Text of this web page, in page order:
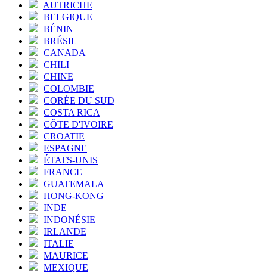
AUTRICHE
BELGIQUE
BÉNIN
BRÉSIL
CANADA
CHILI
CHINE
COLOMBIE
CORÉE DU SUD
COSTA RICA
CÔTE D'IVOIRE
CROATIE
ESPAGNE
ÉTATS-UNIS
FRANCE
GUATEMALA
HONG-KONG
INDE
INDONÉSIE
IRLANDE
ITALIE
MAURICE
MEXIQUE